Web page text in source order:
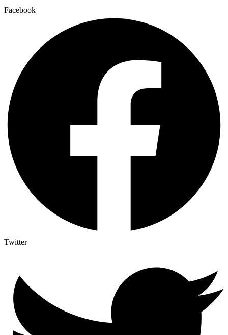
Facebook
Twitter